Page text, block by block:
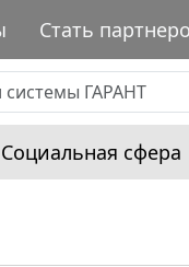
Стать
Социальная сфера